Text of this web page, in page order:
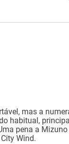
mas a
habitual,
pena a
Wind.